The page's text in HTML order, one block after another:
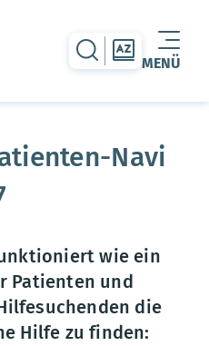
MENÜ
Warenkorb leer
zur Suche-Seite
zur
Navi
wie ein
Patienten und
die
Hilfe zu finden: